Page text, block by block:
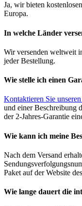
Ja, wir bieten
Europa.
In welche Länder
Wir versenden weltweit
jeder Bestellung.
Wie stelle ich einen
Kontaktieren Sie
und einer Beschreibung
der 2-Jahres-Garantie
Wie kann ich meine
Nach dem Versand
Paket auf der Website
Wie lange dauert die